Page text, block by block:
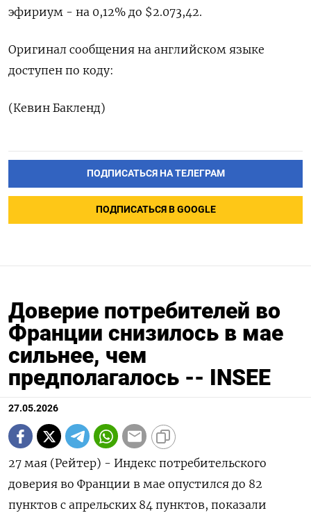
эфириум - на 0,12% до $2.073,42.
Оригинал сообщения на ‌английском языке
доступен по коду:
(Кевин Бакленд)
ПОДПИСАТЬСЯ НА ТЕЛЕГРАМ
ПОДПИСАТЬСЯ В GOOGLE
Доверие потребителей во
Франции снизилось в мае
сильнее, чем
предполагалось -- INSEE
27.05.2026
27 мая (Рейтер) - Индекс ‌потребительского ​
доверия ​во Франции в ​мае ⁠опустился ‌до ‌82
пунктов ​с ‌апрельских ​84 ‌пунктов, показали